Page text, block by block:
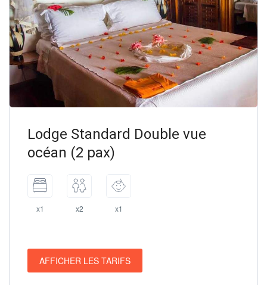
Lodge Standard Double vue
océan (2 pax)
x1 x2 x1
AFFICHER LES TARIFS